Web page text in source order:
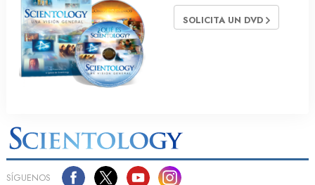
SOLICITA UN DVD
SÍGUENOS